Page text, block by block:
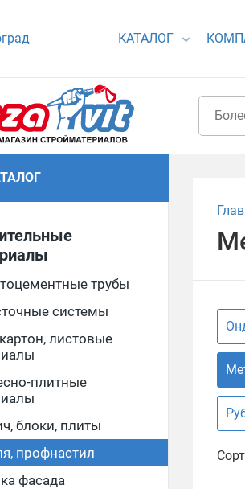
КАТАЛОГ
трубы
системы
листовые
плитные
блоки, плиты
профнастил
фасада